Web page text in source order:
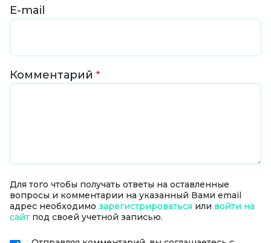
E-mail
Комментарий
Для того чтобы получать ответы на оставленные
вопросы и комментарии на указанный Вами email
адрес необходимо зарегистрироваться или войти на
сайт под своей учетной записью.